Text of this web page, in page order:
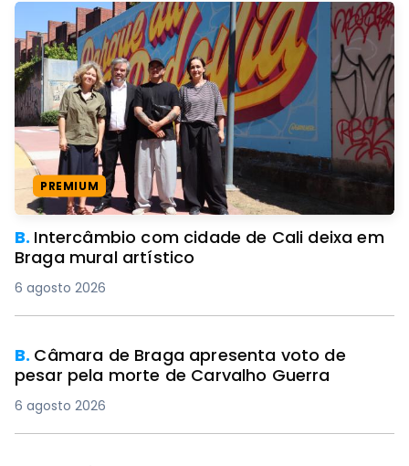
PREMIUM
B. Intercâmbio com cidade de Cali deixa em
Braga mural artístico
6 agosto 2026
B. Câmara de Braga apresenta voto de
pesar pela morte de Carvalho Guerra
6 agosto 2026